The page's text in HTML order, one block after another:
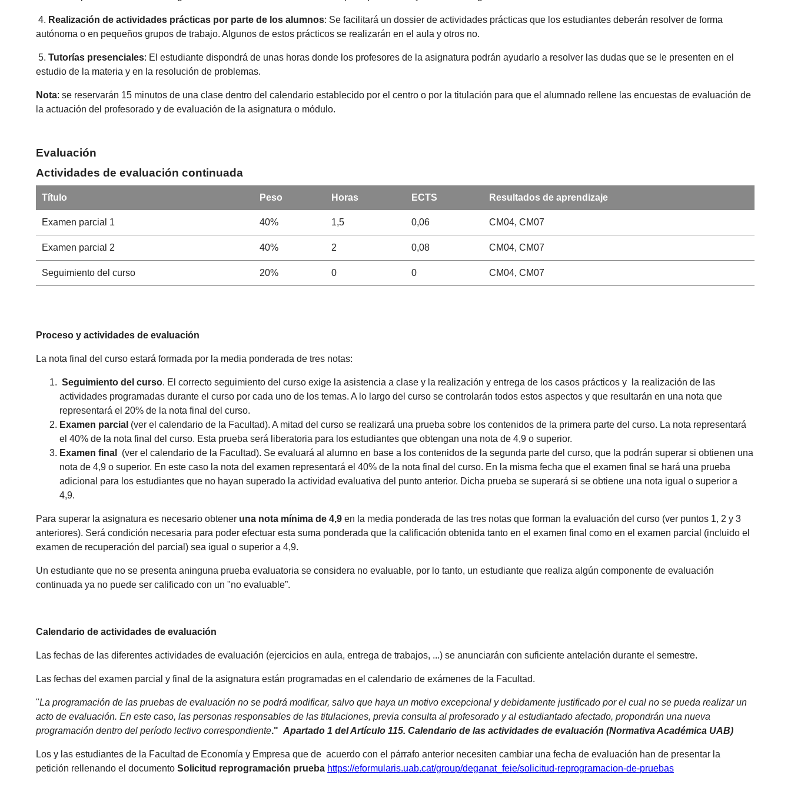
4. Realización de actividades prácticas por parte de los alumnos: Se facilitará un dossier de actividades prácticas que los estudiantes deberán resolver de forma
autónoma o en pequeños grupos de trabajo. Algunos de estos prácticos se realizarán en el aula y otros no.
5.Tutorías presenciales: El estudiante dispondrá de unas horas donde los profesores de la asignatura podrán ayudarlo a resolver las dudas que se le presenten en el
estudio de la materia y en la resolución de problemas.
Nota: se reservarán 15 minutos de una clase dentro del calendario establecido por el centro o por la titulación para que el alumnado rellene las encuestas de evaluación de
la actuación del profesorado y de evaluación de la asignatura o módulo.
Evaluación
Actividades de evaluación continuada
Título Peso Horas ECTS Resultados de aprendizaje
Examen parcial 1 40% 1,5 0,06 CM04, CM07
Examen parcial 2 40% 2 0,08 CM04, CM07
Seguimiento del curso 20% 0 0 CM04, CM07
Proceso y actividades de evaluación
La nota final del curso estará formada por la media ponderada de tres notas:
Seguimiento del curso. El correcto seguimiento del curso exige la asistencia a clase y la realización y entrega de los casos prácticos y la realización de las
actividades programadas durante el curso por cada uno de los temas. A lo largo del curso se controlarán todos estos aspectos y que resultarán en una nota que
representará el 20% de la nota final del curso.
Examen parcial (ver el calendario de la Facultad). A mitad del curso se realizará una prueba sobre los contenidos de la primera parte del curso. La nota representará
el 40% de la nota final del curso. Esta prueba será liberatoria para los estudiantes que obtengan una nota de 4,9 o superior.
Examen final
(ver el calendario de la Facultad). Se evaluará al alumno en base a los contenidos de la segunda parte del curso, que la podrán superar si obtienen una
nota de 4,9 o superior. En este caso la nota del examen representará el 40% de la nota final del curso. En la misma fecha que el examen final se hará una prueba
adicional para los estudiantes que no hayan superado la actividad evaluativa del punto anterior. Dicha prueba se superará si se obtiene una nota igual o superior a
4,9.
Para superar la asignatura es necesario obtener una nota mínima de 4,9 en la media ponderada de las tres notas que forman la evaluación del curso (ver puntos 1, 2 y 3
anteriores). Será condición necesaria para poder efectuar esta suma ponderada que la calificación obtenida tanto en el examen final como en el examen parcial (incluido el
examen de recuperación del parcial) sea igual o superior a 4,9.
Un estudiante que no se presenta aninguna prueba evaluatoria se considera no evaluable, por lo tanto, un estudiante que realiza algún componente de evaluación
continuada ya no puede ser calificado con un "no evaluable”.
Calendario de actividades de evaluación
Las fechas de las diferentes actividades de evaluación (ejercicios en aula, entrega de trabajos, ...) se anunciarán con suficiente antelación durante el semestre.
Las fechas del examen parcial y final de la asignatura están programadas en el calendario de exámenes de la Facultad.
"La programación de las pruebas de evaluación no se podrá modificar, salvo que haya un motivo excepcional y debidamente justificado por el cual no se pueda realizar un
acto de evaluación. En este caso, las personas responsables de las titulaciones, previa consulta al profesorado y al estudiantado afectado, propondrán una nueva
programación dentro del período lectivo correspondiente."Apartado 1 del Artículo 115. Calendario de las actividades de evaluación (Normativa Académica UAB)
Los y las estudiantes de la Facultad de Economía y Empresa que de acuerdo con el párrafo anterior necesiten cambiar una fecha de evaluación han de presentar la
petición rellenando el documentoSolicitud reprogramación prueba https://eformularis.uab.cat/group/deganat_feie/solicitud-reprogramacion-de-pruebas